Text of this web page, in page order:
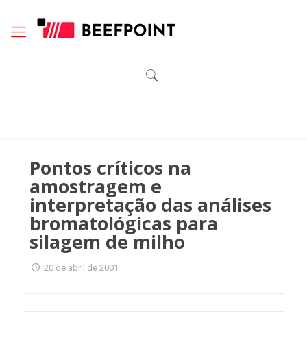
Pontos críticos na
amostragem e
interpretação das análises
bromatológicas para
silagem de milho
20 de abril de 2001